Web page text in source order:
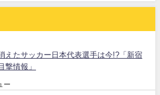
えたサッカー日本代表選手は今!?「新宿
撃情報」
ー